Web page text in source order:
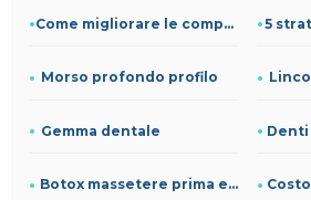
Come migliorare le competenze cliniche grazie alla formazion
Morso profondo profilo
Gemma dentale
Botox massetere prima e dopo